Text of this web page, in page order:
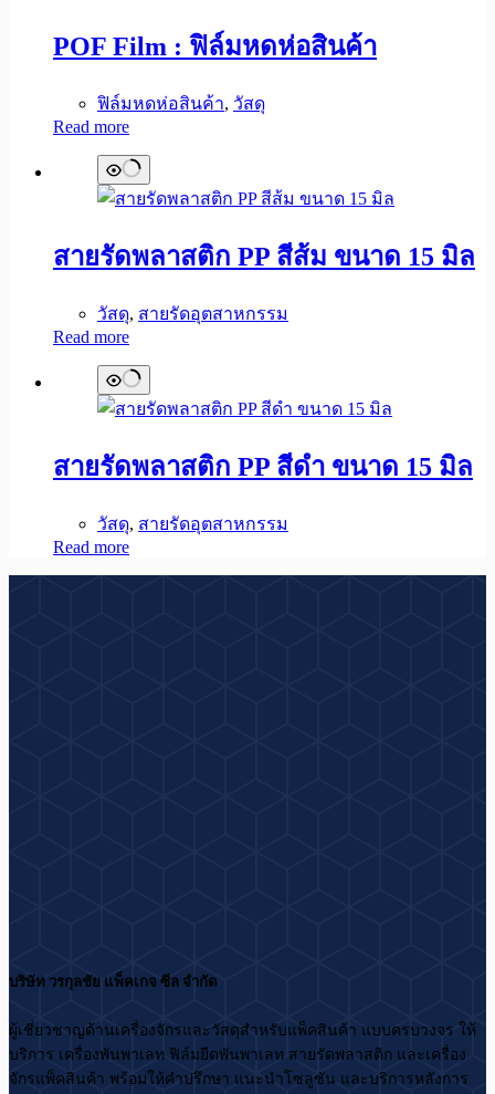
POF Film : ฟิล์มหดห่อสินค้า
ฟิล์มหดห่อสินค้า, วัสดุ
Read more
สายรัดพลาสติก PP สีส้ม ขนาด 15 มิล
วัสดุ, สายรัดอุตสาหกรรม
Read more
สายรัดพลาสติก PP สีดำ ขนาด 15 มิล
วัสดุ, สายรัดอุตสาหกรรม
Read more
บริษัท วรกุลชัย แพ็คเกจ ซีล จำกัด
ผู้เชี่ยวชาญด้านเครื่องจักรและวัสดุสำหรับแพ็คสินค้า แบบครบวงจร ให้
บริการ เครื่องพันพาเลท ฟิล์มยืดพันพาเลท สายรัดพลาสติก และเครื่อง
จักรแพ็คสินค้า พร้อมให้คำปรึกษา แนะนำโซลูชัน และบริการหลังการ